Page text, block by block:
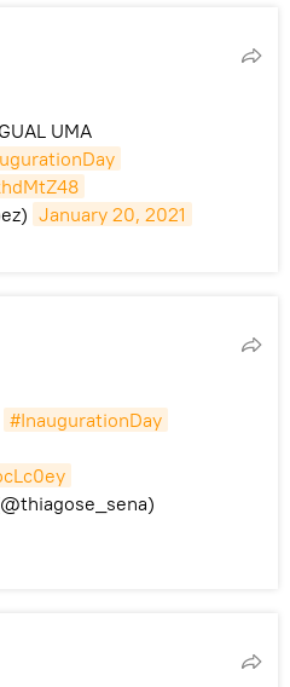
UMA
January 20, 2021
#InaugurationDay